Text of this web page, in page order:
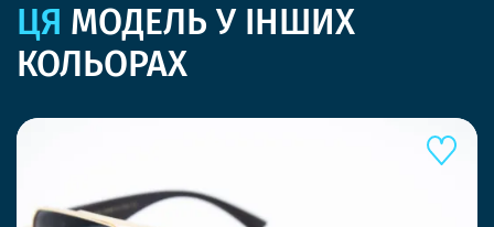
ЦЯ МОДЕЛЬ У ІНШИХ
КОЛЬОРАХ